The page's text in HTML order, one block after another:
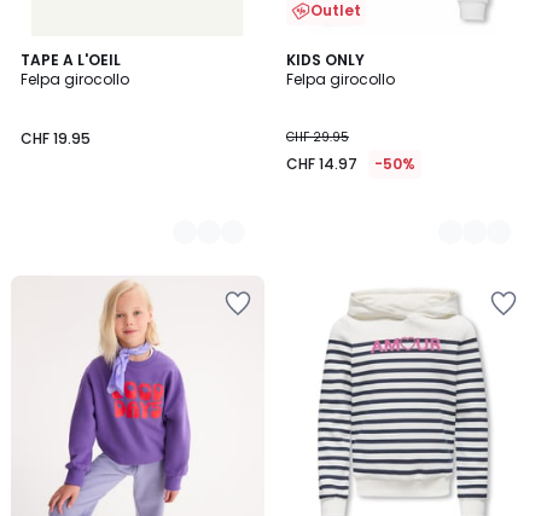
TAPE A L'OEIL
Felpa girocollo
CHF 19.95
2
Colori
Outlet
KIDS ONLY
Felpa girocollo
CHF 29.95
CHF 14.97 -50%
2
Colori